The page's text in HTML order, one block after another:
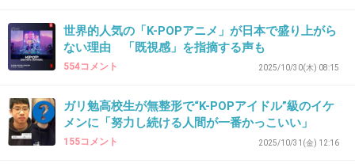
世界的人気の「K-POPアニメ」が日本で盛り上がら
ない理由 「既視感」を指摘する声も
554コメント 2025/10/30(木) 08:15
ガリ勉高校生が無整形で“K-POPアイドル”級のイケ
メンに「努力し続ける人間が一番かっこいい」
155コメント 2025/10/31(金) 12:16